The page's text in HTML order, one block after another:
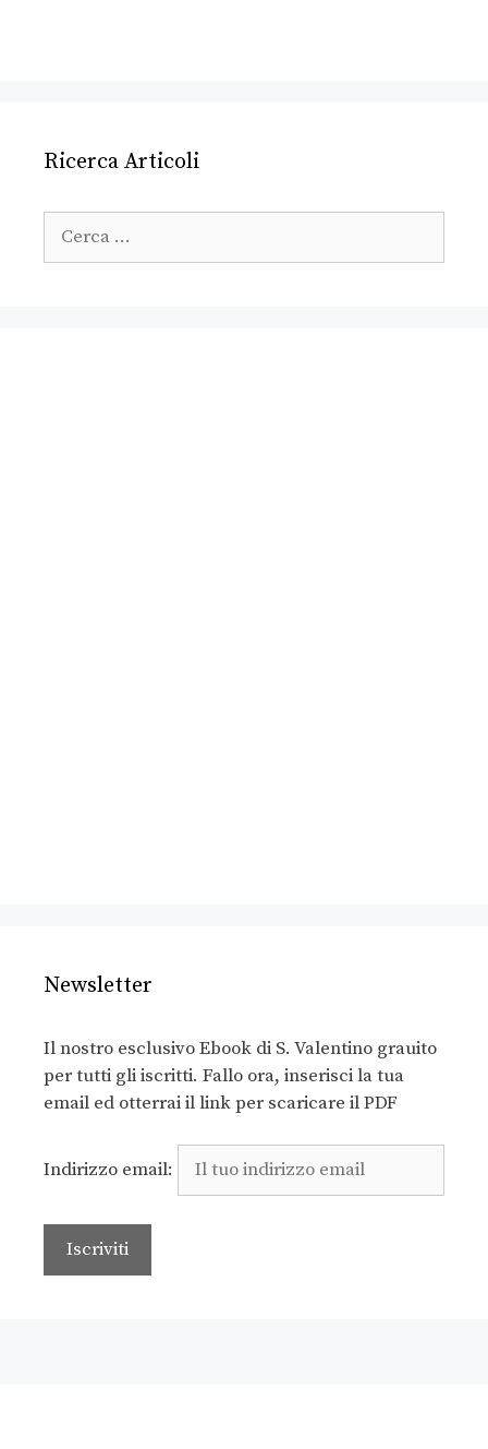
Ricerca Articoli
Newsletter
Il nostro esclusivo Ebook di S. Valentino grauito
per tutti gli iscritti. Fallo ora, inserisci la tua
email ed otterrai il link per scaricare il PDF
Indirizzo email: